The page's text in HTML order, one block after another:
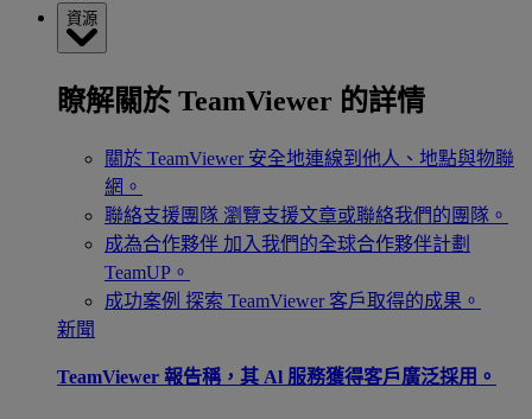
資源
瞭解關於 TeamViewer 的詳情
關於 TeamViewer 安全地連線到他人、地點與物聯
網。
聯絡支援團隊 瀏覽支援文章或聯絡我們的團隊。
成為合作夥伴 加入我們的全球合作夥伴計劃
TeamUP。
成功案例 探索 TeamViewer 客戶取得的成果。
新聞
TeamViewer 報告稱，其 Al 服務獲得客戶廣泛採用。